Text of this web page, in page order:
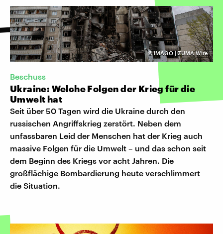
©IMAGO | ZUMA Wire
Beschuss
Ukraine: Welche Folgen der Krieg für die
Umwelt hat
Seit über 50 Tagen wird die Ukraine durch den
russischen Angriffskrieg zerstört. Neben dem
unfassbaren Leid der Menschen hat der Krieg auch
massive Folgen für die Umwelt – und das schon seit
dem Beginn des Kriegs vor acht Jahren. Die
großflächige Bombardierung heute verschlimmert
die Situation.